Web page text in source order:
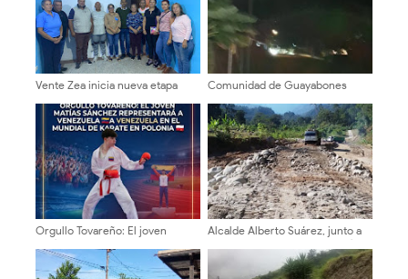
Vente Zea inicia nueva etapa
transformación nacional y la
renovación de poderes
Comunidad de Guayabones
respuestas a la alcaldía
Orgullo Tovareño: El joven
Matías Sánchez representará a
Venezuela en el Mundial de
Karate en Polonia
Alcalde Alberto Suárez, junto a
la comunidad recuperan la vía
hacia El Charal